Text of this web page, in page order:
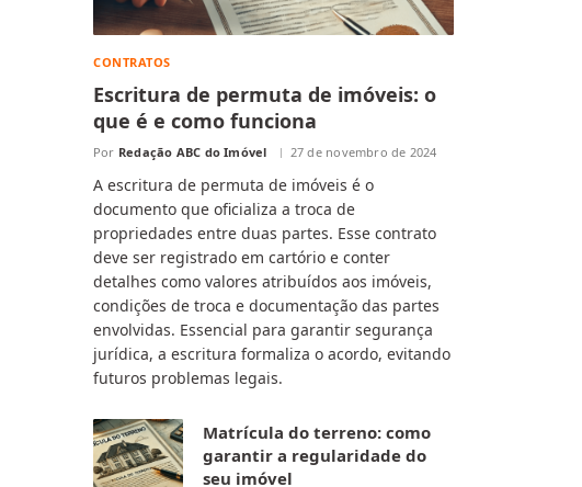
CONTRATOS
Escritura de permuta de imóveis: o
que é e como funciona
Por Redação ABC do Imóvel 27 de novembro de 2024
A escritura de permuta de imóveis é o
documento que oficializa a troca de
propriedades entre duas partes. Esse contrato
deve ser registrado em cartório e conter
detalhes como valores atribuídos aos imóveis,
condições de troca e documentação das partes
envolvidas. Essencial para garantir segurança
jurídica, a escritura formaliza o acordo, evitando
futuros problemas legais.
Matrícula do terreno: como
garantir a regularidade do
seu imóvel